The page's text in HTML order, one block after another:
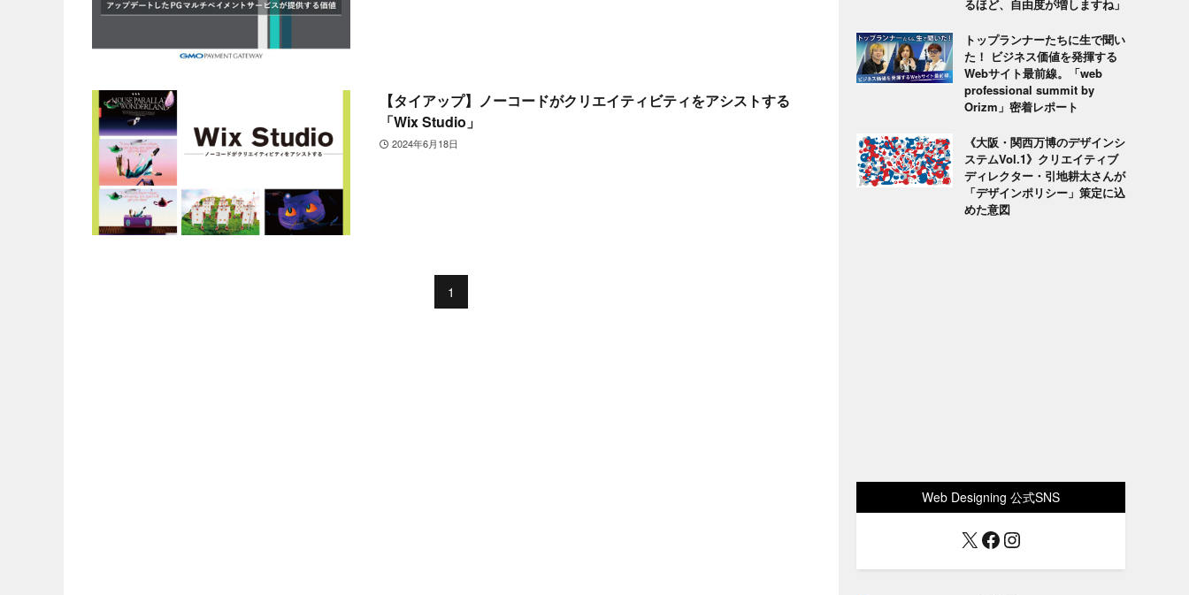
【タイアップ】ノーコードがクリエイティビティをアシストする
「Wix Studio」
2024年6月18日
1
るほど、自由度が増しますね」
トップランナーたちに生で聞い
た！ ビジネス価値を発揮する
Webサイト最前線。「web
professional summit by
Orizm」密着レポート
《大阪・関西万博のデザインシ
ステムVol.1》クリエイティブ
ディレクター・引地耕太さんが
「デザインポリシー」策定に込
めた意図
Web Designing 公式SNS
X Facebook
Instagram